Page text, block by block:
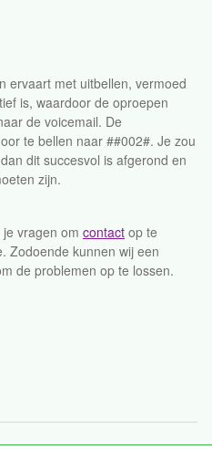
ervaart met uitbellen, vermoed
is, waardoor de oproepen
de voicemail. De
te bellen naar ##002#. Je zou
dit succesvol is afgerond en
zijn.
vragen om contact op te
Zodoende kunnen wij een
de problemen op te lossen.